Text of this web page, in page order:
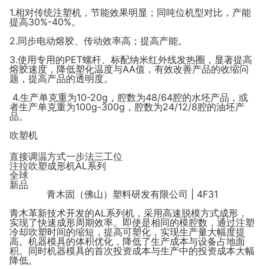
1.相对传统注塑机，节能效果明显；同吨位机型对比，产能
提高30%-40%。
2.同步电动熔胶、传动效率高；提高产能。
3.使用专用的PET螺杆、标配纳米红外线发热圈，显著提高
熔胶速度，降低塑化温度与AA值，有效改善产品的收缩问
题，提高产品的透明度。
4.生产单克重为10-20g，腔数为48/64腔的水坯产品，或
者生产单克重为100g-300g，腔数为24/12/8腔的油坯产
品。
吹塑机
直接调温方式一步法三工位
注拉吹塑成形机AL系列
全球
新品
青木固（佛山）塑料研发有限公司 | 4F31
青木革新技术开发的AL系列机，采用高速脱模方式成形，
实现了快速成形周期效率。即使是相同的模腔数，通过注塑
冷却吹塑时间的缩短，提高可塑化，实现生产量大幅度提
高。机器模具的体积优化，降低了生产成本与设备占地面
积。同时机器模具的首次投资成本与生产中的投资成本大幅
降低。